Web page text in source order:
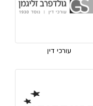
עורכי דין